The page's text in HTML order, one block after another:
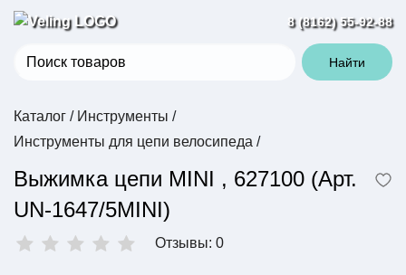
8 (8162) 55-92-88
Найти
Каталог / Инструменты /
Инструменты для цепи велосипеда /
Выжимка цепи MINI , 627100 (Арт.
UN-1647/5MINI)
Отзывы: 0